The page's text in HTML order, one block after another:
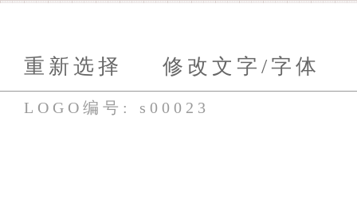
重新选择 修改文字/字体
LOGO编号: s00023